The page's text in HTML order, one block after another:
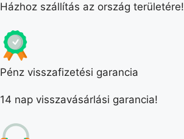
Házhoz szállítás az ország területére!
Pénz visszafizetési garancia
14 nap visszavásárlási garancia!